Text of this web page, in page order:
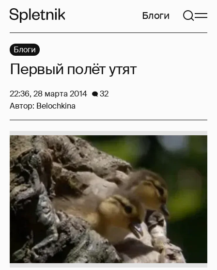
Блоги
Блоги
Первый полёт утят
22:36, 28 марта 2014
32
Автор: Belochkina